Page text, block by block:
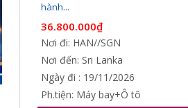
hành...
36.800.000₫
Nơi đi: HAN//SGN
Nơi đến: Sri Lanka
Ngày đi : 19/11/2026
Ph.tiện: Máy bay+Ô tô